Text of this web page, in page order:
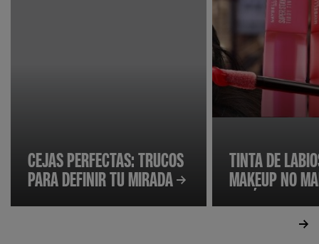
CEJAS PERFECTAS: TRUCOS
PARA DEFINIR TU MIRADA
TINTA DE
MAKEUP NO
DEBÉS PROBAR